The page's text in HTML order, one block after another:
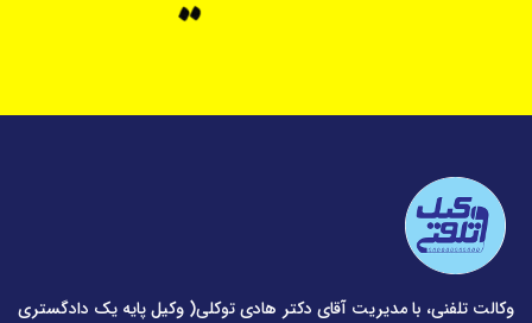
وکالت تلفنی، با مدیریت آقای دکتر هادی توکلی( وکیل پایه یک دادگستری